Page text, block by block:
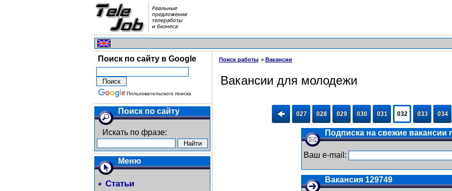
Поиск по сайту в Google
Пользовательского поиска
Поиск по сайту
Искать по фразе:
Меню
Статьи
Поиск работы Вакансии
Вакансии для молодежи
027 028 029 030 031 032 033 034
Подписка на свежие вакансии
Ваш e-mail:
Вакансия 129749